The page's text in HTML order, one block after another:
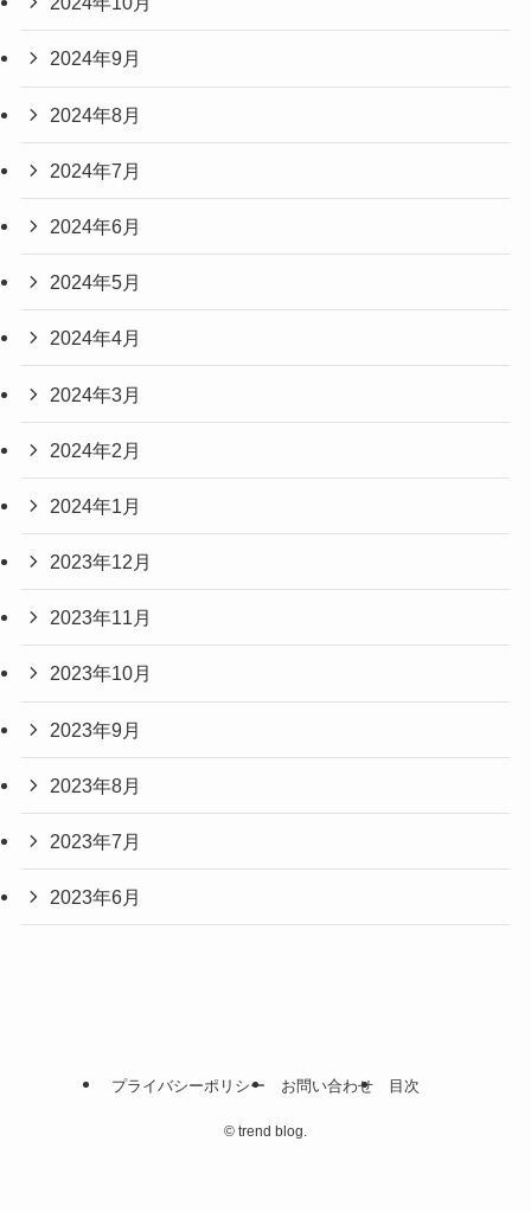
2024年9月
2024年8月
2024年7月
2024年6月
2024年5月
2024年4月
2024年3月
2024年2月
2024年1月
2023年12月
2023年11月
2023年10月
2023年9月
2023年8月
2023年7月
2023年6月
プライバシーポリシー お問い合わせ 目次
© trend blog.